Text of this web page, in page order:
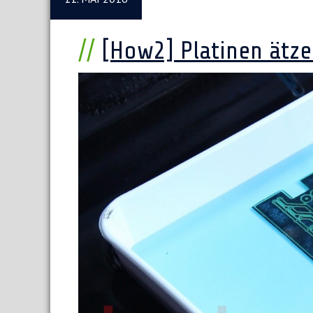
[How2] Platinen